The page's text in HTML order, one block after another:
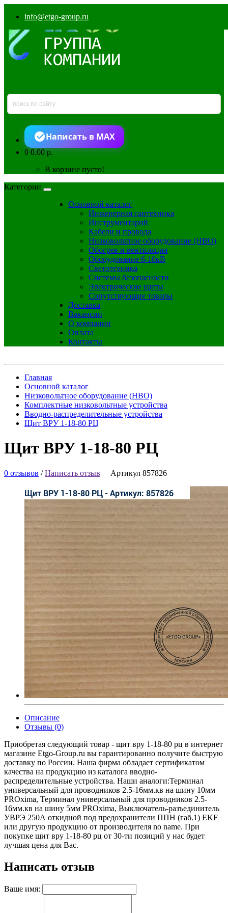
info@etgo-group.ru
Написать в MAX
00.00 р.
В корзине пусто!
Категории
Основной каталог
Инженерная сантехника
Инструментарий
Кабели и провода
Низковольтное оборудование (НВО)
Обогрев и вентиляция
Оборудование 6-10кВ
Светотехника
Системы безопасности
Электрические щиты
Сопутствующие товары
Доставка
Вакансии
О компании
Оплата
Контакты
Главная
Основной каталог
Низковольтное оборудование (НВО)
Комплектные низковольтные устройства
Вводно-распределительные устройства
Щит ВРУ 1-18-80 РЦ
Щит ВРУ 1-18-80 РЦ
0 отзывов /Написать отзыв Артикул 857826
Описание
Отзывы (0)
Приобретая следующий товар - щит вру 1-18-80 рц в интернет
магазине Etgo-Group.ru вы гарантированно получите быструю
доставку по России. Наша фирма обладает сертификатом
качества на продукцию из каталога вводно-
распределительные устройства. Наши аналоги:Терминал
универсальный для проводников 2.5-16мм.кв на шину 10мм
PROxima, Терминал универсальный для проводников 2.5-
16мм.кв на шину 5мм PROxima, Выключатель-разъединитель
УВРЭ 250А откидной под предохранители ППН (габ.1) EKF
или другую продукцию от производителя no name. При
покупке щит вру 1-18-80 рц от 30-ти позиций у нас будет
лучшая цена для Вас.
Написать отзыв
Ваше имя: